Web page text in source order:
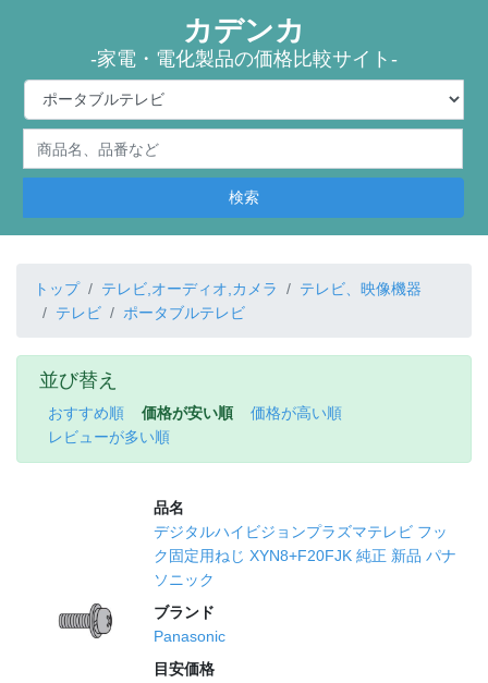
カデンカ
-家電・電化製品の価格比較サイト-
検索
トップ テレビ,オーディオ,カメラ
テレビ、映像機器
テレビ
ポータブルテレビ
並び替え
おすすめ順 価格が安い順
価格が高い順
レビューが多い順
品名
デジタルハイビジョンプラズマテレビ フッ
ク固定用ねじ XYN8+F20FJK 純正 新品 パナ
ソニック
ブランド
Panasonic
目安価格